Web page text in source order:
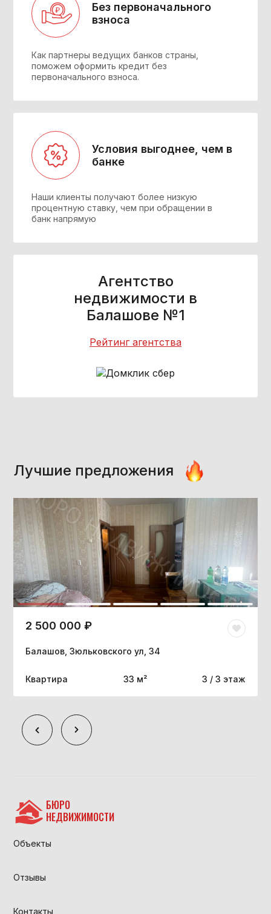
Без первоначального
взноса
Как партнеры ведущих банков страны,
поможем оформить кредит без
первоначального взноса.
Условия выгоднее, чем в
банке
Наши клиенты получают более низкую
процентную ставку, чем при обращении в
банк напрямую
Агентство
недвижимости в
Балашове №1
Рейтинг агентства
Лучшие предложения
2 500 000
Балашов, Зюльковского ул, 34
Квартира 33 м² 3 / 3 этаж
БЮРО
НЕДВИЖИМОСТИ
Объекты
Отзывы
Контакты